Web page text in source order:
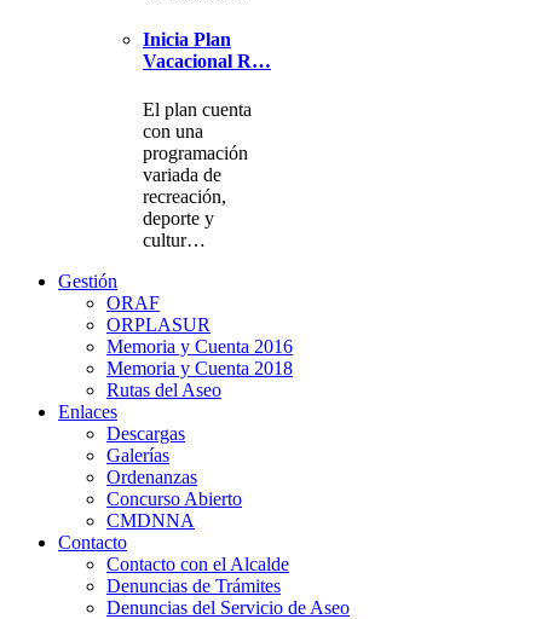
Inicia Plan
Vacacional R…
El plan cuenta
con una
programación
variada de
recreación,
deporte y
cultur…
Gestión
ORAF
ORPLASUR
Memoria y Cuenta 2016
Memoria y Cuenta 2018
Rutas del Aseo
Enlaces
Descargas
Galerías
Ordenanzas
Concurso Abierto
CMDNNA
Contacto
Contacto con el Alcalde
Denuncias de Trámites
Denuncias del Servicio de Aseo